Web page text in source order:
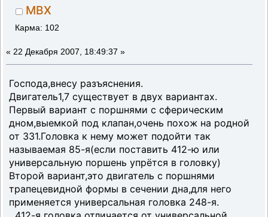
MBX
Карма: 102
« 22 Декабря 2007, 18:49:37 »
Господа,внесу разъяснения.
Двигатель1,7 существует в двух вариантах.
Первый вариант с поршнями с сферическим
дном,выемкой под клапан,очень похож на родной
от 331.Головка к нему может подойти так
называемая 85-я(если поставить 412-ю или
универсальную поршень упрётся в головку)
Второй вариант,это двигатель с поршнями
трапецевидной формы в сечении дна,для него
применяется универсальная головка 248-я.